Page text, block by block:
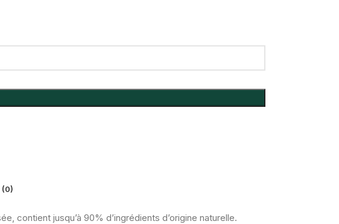
(0)
contient jusqu’à 90% d’ingrédients d’origine naturelle.